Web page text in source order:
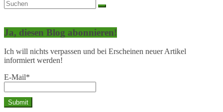
Ja, diesen Blog abonnieren!
Ich will nichts verpassen und bei Erscheinen neuer Artikel
informiert werden!
E-Mail*